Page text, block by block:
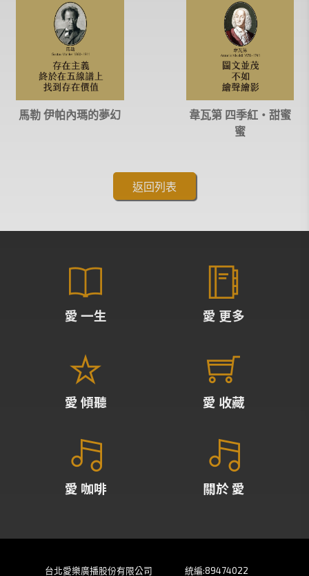
馬勒 伊帕內瑪的夢幻
韋瓦第 四季紅‧甜蜜
蜜
返回列表
愛 一生 愛 更多
愛 傾聽 愛 收藏
愛 咖啡 關於 愛
台北愛樂廣播股份有限公司 統編:89474022